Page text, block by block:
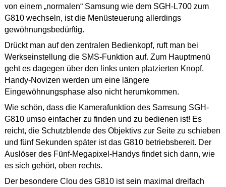
von einem „normalen“ Samsung wie dem SGH-L700 zum
G810 wechseln, ist die Menüsteuerung allerdings
gewöhnungsbedürftig.
Drückt man auf den zentralen Bedienkopf, ruft man bei
Werkseinstellung die SMS-Funktion auf. Zum Hauptmenü
geht es dagegen über den links unten platzierten Knopf.
Handy-Novizen werden um eine längere
Eingewöhnungsphase also nicht herumkommen.
Wie schön, dass die Kamerafunktion des Samsung SGH-
G810 umso einfacher zu finden und zu bedienen ist! Es
reicht, die Schutzblende des Objektivs zur Seite zu schieben
und fünf Sekunden später ist das G810 betriebsbereit. Der
Auslöser des Fünf-Megapixel-Handys findet sich dann, wie
es sich gehört, oben rechts.
Der besondere Clou des G810 ist sein maximal dreifach